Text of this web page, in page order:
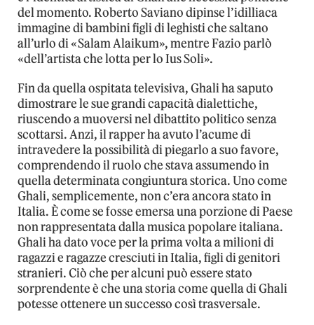
del momento. Roberto Saviano dipinse l’idilliaca
immagine di bambini figli di leghisti che saltano
all’urlo di «Salam Alaikum», mentre Fazio parlò
«dell’artista che lotta per lo Ius Soli».
Fin da quella ospitata televisiva, Ghali ha saputo
dimostrare le sue grandi capacità dialettiche,
riuscendo a muoversi nel dibattito politico senza
scottarsi. Anzi, il rapper ha avuto l’acume di
intravedere la possibilità di piegarlo a suo favore,
comprendendo il ruolo che stava assumendo in
quella determinata congiuntura storica. Uno come
Ghali, semplicemente, non c’era ancora stato in
Italia. È come se fosse emersa una porzione di Paese
non rappresentata dalla musica popolare italiana.
Ghali ha dato voce per la prima volta a milioni di
ragazzi e ragazze cresciuti in Italia, figli di genitori
stranieri. Ciò che per alcuni può essere stato
sorprendente è che una storia come quella di Ghali
potesse ottenere un successo così trasversale.